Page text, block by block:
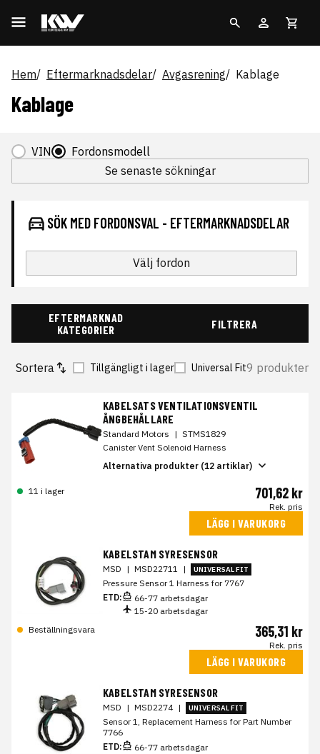
Hem Eftermarknadsdelar Avgasrening Kablage
Kablage
VIN
Fordonsmodell
Se senaste sökningar
SÖK MED FORDONSVAL - EFTERMARKNADSDELAR
Välj fordon
EFTERMARKNAD
KATEGORIER
FILTRERA
Sortera Tillgängligt i lager Universal Fit9 produkter
KABELSATS VENTILATIONSVENTIL
ÅNGBEHÅLLARE
Standard Motors | STMS1829
Canister Vent Solenoid Harness
Alternativa produkter (12 artiklar)
11 i lager 701,62 kr
Rek. pris
LÄGG I VARUKORG
KABELSTAM SYRESENSOR
MSD | MSD22711 | UNIVERSAL FIT
Pressure Sensor 1 Harness for 7767
ETD:
66-77 arbetsdagar
15-20 arbetsdagar
Beställningsvara
365,31 kr
Rek. pris
LÄGG I VARUKORG
KABELSTAM SYRESENSOR
MSD | MSD2274 | UNIVERSAL FIT
Sensor 1, Replacement Harness for Part Number
7766
ETD:
66-77 arbetsdagar